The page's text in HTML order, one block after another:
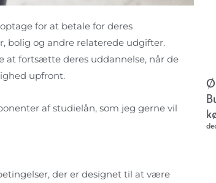
for at betale for deres
bolig og andre relaterede udgifter.
at fortsætte deres uddannelse, når de
upfront.
af studielån, som jeg gerne vil
der er designet til at være